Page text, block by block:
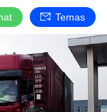
Temas